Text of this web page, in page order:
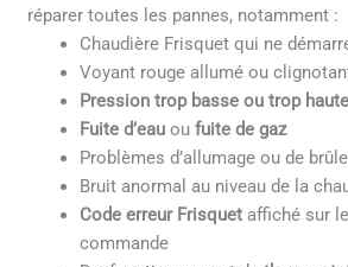
réparer toutes les pannes, notamment :
Chaudière Frisquet qui ne
Voyant rouge allumé ou
Pression trop basse ou trop haute
Fuite d’eau oufuite de gaz
Problèmes d’allumage ou de
Bruit anormal au niveau de la
Code erreur Frisquet affiché sur
commande